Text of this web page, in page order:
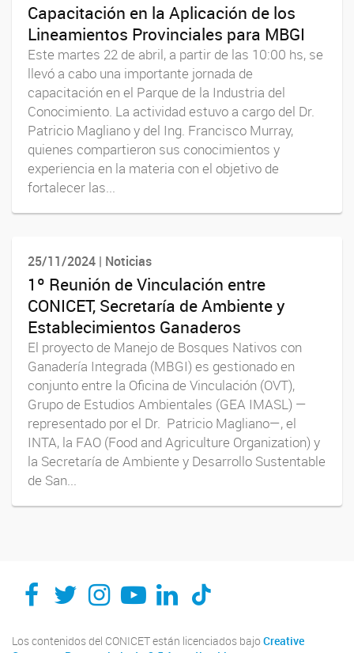
Capacitación en la Aplicación de los
Lineamientos Provinciales para MBGI
Este martes 22 de abril, a partir de las 10:00 hs, se
llevó a cabo una importante jornada de
capacitación en el Parque de la Industria del
Conocimiento. La actividad estuvo a cargo del Dr.
Patricio Magliano y del Ing. Francisco Murray,
quienes compartieron sus conocimientos y
experiencia en la materia con el objetivo de
fortalecer las...
25/11/2024 | Noticias
1º Reunión de Vinculación entre
CONICET, Secretaría de Ambiente y
Establecimientos Ganaderos
El proyecto de Manejo de Bosques Nativos con
Ganadería Integrada (MBGI) es gestionado en
conjunto entre la Oficina de Vinculación (OVT),
Grupo de Estudios Ambientales (GEA IMASL) —
representado por el Dr. Patricio Magliano—, el
INTA, la FAO (Food and Agriculture Organization) y
la Secretaría de Ambiente y Desarrollo Sustentable
de San...
Los contenidos del CONICET están licenciados bajo Creative